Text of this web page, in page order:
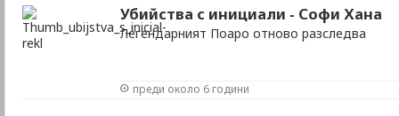
Убийства с инициали - Софи Хана
Легендарният Поаро отново разследва
преди около 6 години